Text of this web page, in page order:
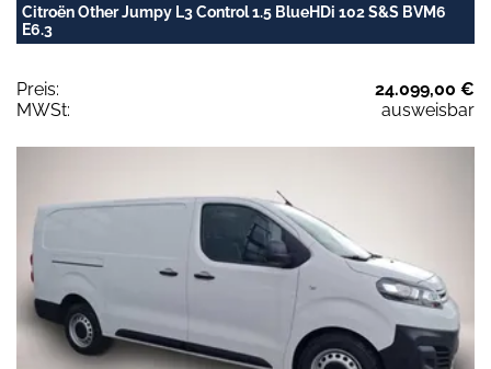
Citroën Other Jumpy L3 Control 1.5 BlueHDi 102 S&S BVM6
E6.3
Preis:
24.099,00 €
MWSt:
ausweisbar